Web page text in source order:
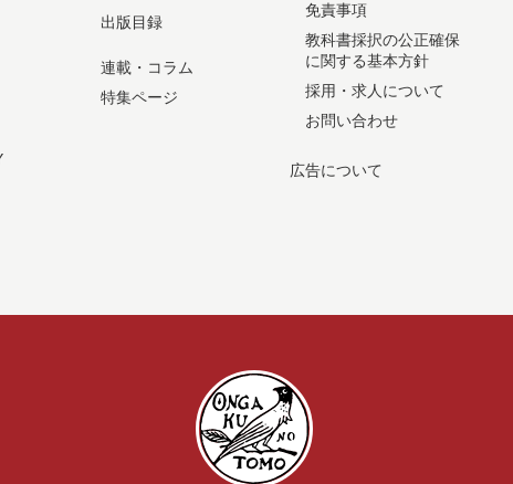
出版目録
連載・コラム
特集ページ
免責事項
教科書採択の公正確保
に関する基本方針
採用・求人について
お問い合わせ
広告について